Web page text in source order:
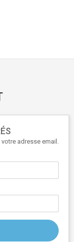
adresse email.